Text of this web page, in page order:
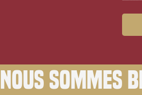
Nous sommes